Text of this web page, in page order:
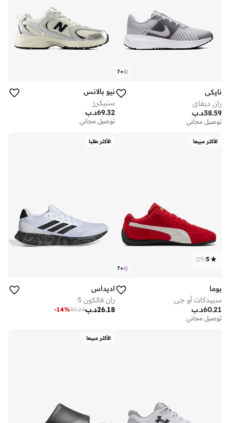
+
7
نايكي
ران ديفاي
د.ب38.59
توصيل مجاني
نيو بالانس
سنيكرز
د.ب69.32
توصيل مجاني
الأكثر مبيعا
+
7
5
(
19
)
بوما
سبيدكات أو جي
د.ب60.21
توصيل مجاني
الأكثر طلبا
اديداس
ران فالكون 5
د.ب26.18
30.24
-14%
الأكثر مبيعا